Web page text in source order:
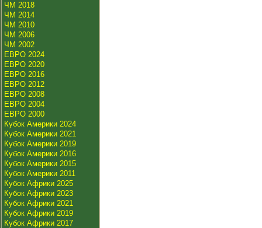
ЧМ 2018
ЧМ 2014
ЧМ 2010
ЧМ 2006
ЧМ 2002
ЕВРО 2024
ЕВРО 2020
ЕВРО 2016
ЕВРО 2012
ЕВРО 2008
ЕВРО 2004
ЕВРО 2000
Кубок Америки 2024
Кубок Америки 2021
Кубок Америки 2019
Кубок Америки 2016
Кубок Америки 2015
Кубок Америки 2011
Кубок Африки 2025
Кубок Африки 2023
Кубок Африки 2021
Кубок Африки 2019
Кубок Африки 2017